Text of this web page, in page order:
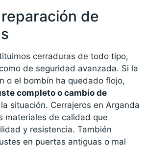
de
cerraduras de todo tipo,
de seguridad avanzada. Si la
o el bombín ha quedado flojo,
completo o cambio de
situación. Cerrajeros en Arganda
materiales de calidad que
y resistencia. También
en puertas antiguas o mal